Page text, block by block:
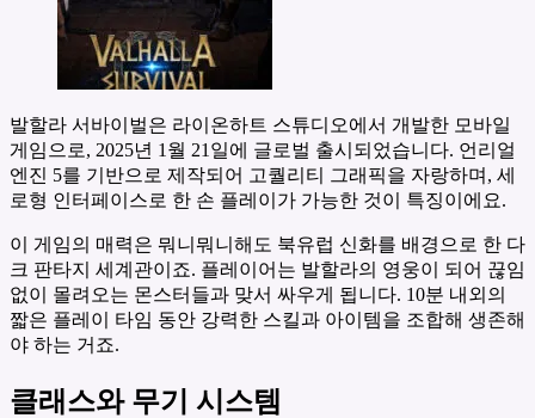
발할라 서바이벌은 라이온하트 스튜디오에서 개발한 모바일
게임으로, 2025년 1월 21일에 글로벌 출시되었습니다. 언리얼
엔진 5를 기반으로 제작되어 고퀄리티 그래픽을 자랑하며, 세
로형 인터페이스로 한 손 플레이가 가능한 것이 특징이에요.
이 게임의 매력은 뭐니뭐니해도 북유럽 신화를 배경으로 한 다
크 판타지 세계관이죠. 플레이어는 발할라의 영웅이 되어 끊임
없이 몰려오는 몬스터들과 맞서 싸우게 됩니다. 10분 내외의
짧은 플레이 타임 동안 강력한 스킬과 아이템을 조합해 생존해
야 하는 거죠.
클래스와 무기 시스템